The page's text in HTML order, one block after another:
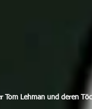
Tom Lehman und deren